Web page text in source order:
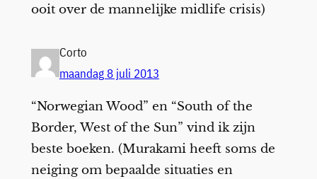
ooit over de mannelijke midlife crisis)
Corto
maandag 8 juli 2013
“Norwegian Wood” en “South of the
Border, West of the Sun” vind ik zijn
beste boeken. (Murakami heeft soms de
neiging om bepaalde situaties en